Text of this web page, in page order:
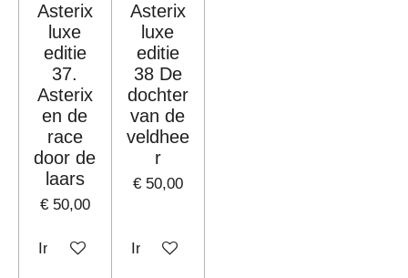
Asterix
luxe
editie
37.
Asterix
en de
race
door de
laars
€ 50,00
In winkelwagen
Asterix
luxe
editie
38 De
dochter
van de
veldhee
r
€ 50,00
In winkelwagen